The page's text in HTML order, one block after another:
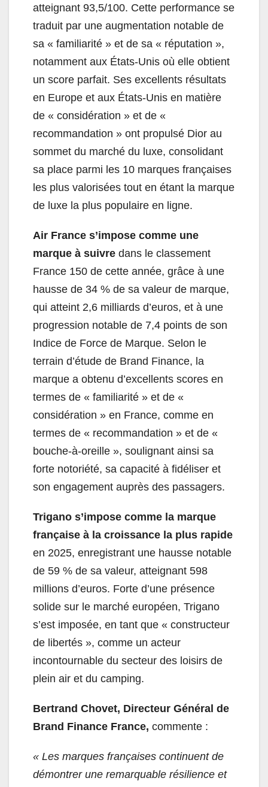
atteignant 93,5/100. Cette performance se
traduit par une augmentation notable de
sa « familiarité » et de sa « réputation »,
notamment aux États-Unis où elle obtient
un score parfait. Ses excellents résultats
en Europe et aux États-Unis en matière
de « considération » et de «
recommandation » ont propulsé Dior au
sommet du marché du luxe, consolidant
sa place parmi les 10 marques françaises
les plus valorisées tout en étant la marque
de luxe la plus populaire en ligne.
Air France s’impose comme une
marque à suivre dans le classement
France 150 de cette année, grâce à une
hausse de 34 % de sa valeur de marque,
qui atteint 2,6 milliards d’euros, et à une
progression notable de 7,4 points de son
Indice de Force de Marque. Selon le
terrain d’étude de Brand Finance, la
marque a obtenu d’excellents scores en
termes de « familiarité » et de «
considération » en France, comme en
termes de « recommandation » et de «
bouche-à-oreille », soulignant ainsi sa
forte notoriété, sa capacité à fidéliser et
son engagement auprès des passagers.
Trigano s’impose comme la marque
française à la croissance la plus rapide
en 2025, enregistrant une hausse notable
de 59 % de sa valeur, atteignant 598
millions d’euros. Forte d’une présence
solide sur le marché européen, Trigano
s’est imposée, en tant que « constructeur
de libertés », comme un acteur
incontournable du secteur des loisirs de
plein air et du camping.
Bertrand Chovet, Directeur Général de
Brand Finance France, commente :
« Les marques françaises continuent de
démontrer une remarquable résilience et